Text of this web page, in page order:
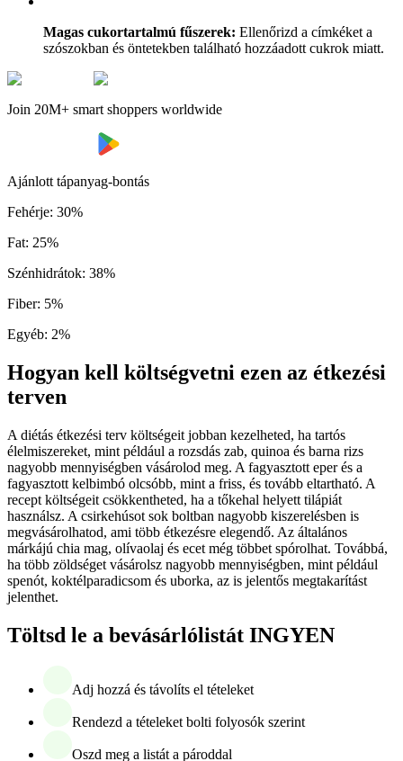
Magas cukortartalmú fűszerek: Ellenőrizd a címkéket a
szószokban és öntetekben található hozzáadott cukrok miatt.
Join 20M+ smart shoppers worldwide
Ajánlott tápanyag-bontás
Fehérje: 30%
Fat: 25%
Szénhidrátok: 38%
Fiber: 5%
Egyéb: 2%
Hogyan kell költségvetni ezen az étkezési
terven
A diétás étkezési terv költségeit jobban kezelheted, ha tartós
élelmiszereket, mint például a rozsdás zab, quinoa és barna rizs
nagyobb mennyiségben vásárolod meg. A fagyasztott eper és a
fagyasztott kelbimbó olcsóbb, mint a friss, és tovább eltartható. A
recept költségeit csökkentheted, ha a tőkehal helyett tilápiát
használsz. A csirkehúsot sok boltban nagyobb kiszerelésben is
megvásárolhatod, ami több étkezésre elegendő. Az általános
márkájú chia mag, olívaolaj és ecet még többet spórolhat. Továbbá,
ha több zöldséget vásárolsz nagyobb mennyiségben, mint például
spenót, koktélparadicsom és uborka, az is jelentős megtakarítást
jelenthet.
Töltsd le a bevásárlólistát INGYEN
Adj hozzá és távolíts el tételeket
Rendezd a tételeket bolti folyosók szerint
Oszd meg a listát a pároddal